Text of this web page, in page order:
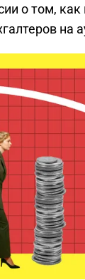
о том,
на